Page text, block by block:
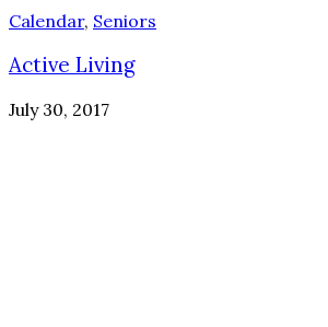
Calendar, Seniors
Active Living
July 30, 2017